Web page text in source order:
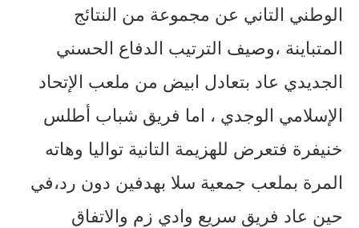
الوطني التاني عن مجموعة من النتائج
المتباينة ،وصيف الترتيب الدفاع الحسني
الجديدي عاد بتعادل ابيض من ملعب الإتحاد
الإسلامي الوجدي ، اما فريق شباب أطلس
خنيفرة فتعرض للهزيمة التانية تواليا وهاته
المرة بملعب جمعية سلا بهدفين دون رد،في
حين عاد فريق سريع وادي زم والاتفاق